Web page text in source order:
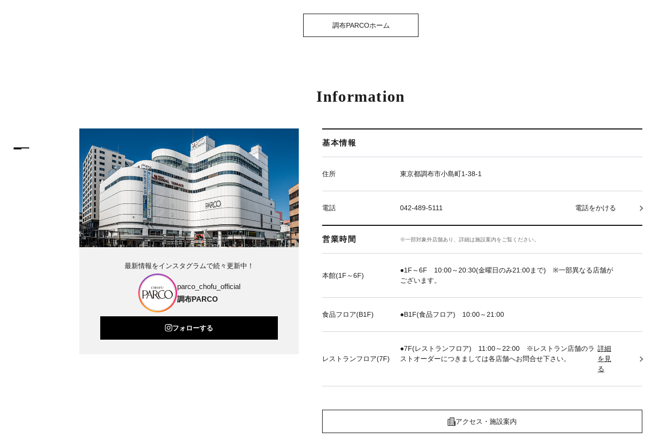
調布PARCOホーム
Information
基本情報
住所 東京都調布市小島町1-38-1
電話 042-489-5111 電話をかける
営業時間 ※一部対象外店舗あり、詳細は施設案内をご覧ください。
本館(1F～6F)
●1F～6F 10:00～20:30(金曜日のみ21:00まで) ※一部異なる店舗が
ございます。
食品フロア(B1F) ●B1F(食品フロア) 10:00～21:00
レストランフロア(7F)
●7F(レストランフロア) 11:00～22:00 ※レストラン店舗のラ
ストオーダーにつきましては各店舗へお問合せ下さい。
詳細
を見
る
アクセス・施設案内
最新情報をインスタグラムで続々更新中！
parco_chofu_official
調布PARCO
フォローする